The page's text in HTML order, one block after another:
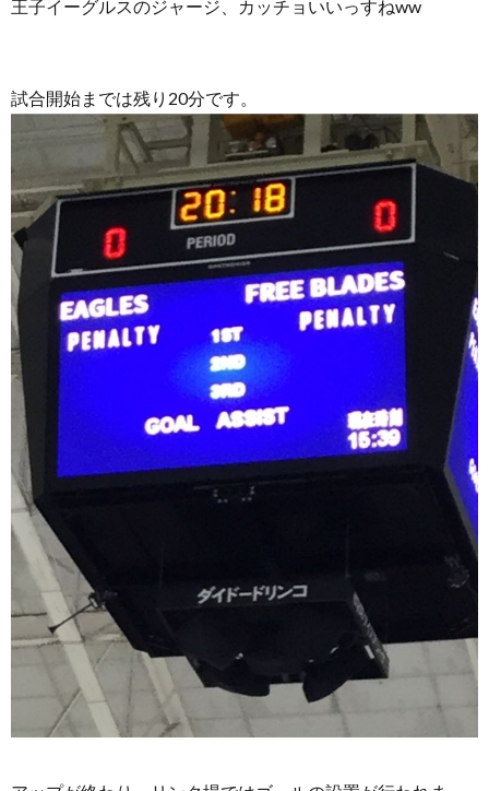
王子イーグルスのジャージ、カッチョいいっすねww
試合開始までは残り20分です。